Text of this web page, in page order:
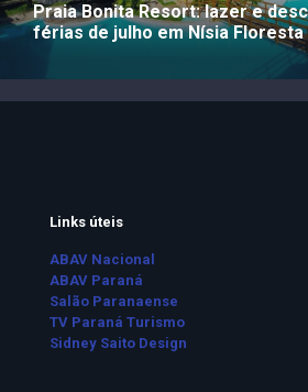
Praia Bonita Resort: lazer e
férias de julho em Nísia Floresta
Links úteis
ABAV Nacional
ABAV Paraná
Salão Paranaense
TV Paraná Turismo
Sidney Saito Design